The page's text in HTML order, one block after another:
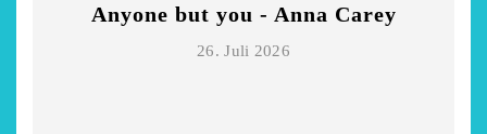
Anyone but you - Anna Carey
26. Juli 2026